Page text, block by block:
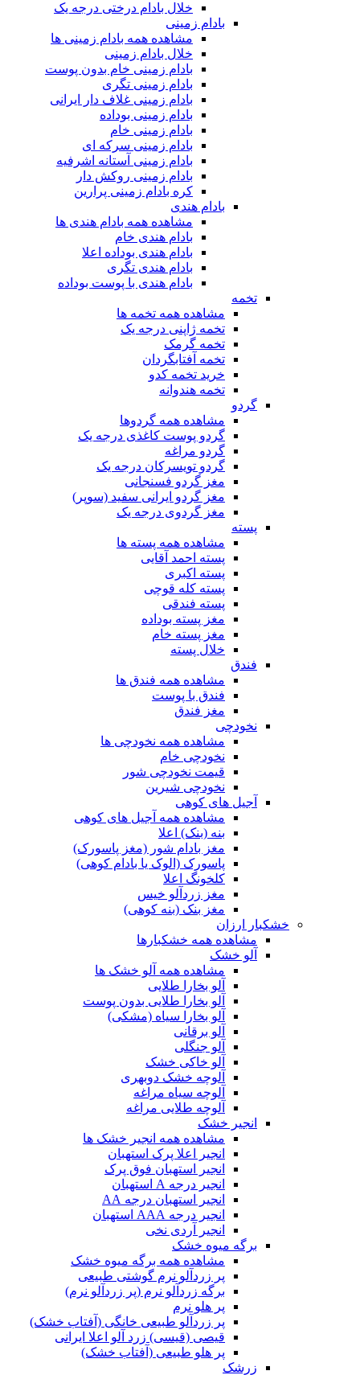
خلال بادام درختی درجه یک
بادام زمینی
مشاهده همه بادام زمینی ها
خلال بادام زمینی
بادام زمینی خام بدون پوست
بادام زمینی تگری
بادام زمینی غلاف دار ایرانی
بادام زمینی بوداده
بادام زمینی خام
بادام زمینی سرکه ای
بادام زمینی آستانه اشرفیه
بادام زمینی روکش دار
کره بادام زمینی پرارین
بادام هندی
مشاهده همه بادام هندی ها
بادام هندی خام
بادام هندی بوداده اعلا
بادام هندی تگری
بادام هندی با پوست بوداده
تخمه
مشاهده همه تخمه ها
تخمه ژاپنی درجه یک
تخمه گرمک
تخمه آفتابگردان
خرید تخمه کدو
تخمه هندوانه
گردو
مشاهده همه گردوها
گردو پوست کاغذی درجه یک
گردو مراغه
گردو تویسرکان درجه یک
مغز گردو فسنجانی
مغز گردو ایرانی سفید (سوپر)
مغز گردوی درجه یک
پسته
مشاهده همه پسته ها
پسته احمد آقایی
پسته اکبری
پسته کله قوچی
پسته فندقی
مغز پسته بوداده
مغز پسته خام
خلال پسته
فندق
مشاهده همه فندق ها
فندق با پوست
مغز فندق
نخودچی
مشاهده همه نخودچی ها
نخودچی خام
قیمت نخودچی شور
نخودچی شیرین
آجیل های کوهی
مشاهده همه آجیل های کوهی
بنه (بنک) اعلا
مغز بادام شور (مغز پاسورک)
پاسورک (الوک یا بادام کوهی)
کلخونگ اعلا
مغز زردآلو خیس
مغز بنک (بنه کوهی)
خشکبار ارزان
مشاهده همه خشکبارها
آلو خشک
مشاهده همه آلو خشک ها
آلو بخارا طلایی
آلو بخارا طلایی بدون پوست
آلو بخارا سیاه (مشکی)
آلو برقانی
آلو جنگلی
آلو خاکی خشک
آلوچه خشک دوبهری
آلوچه سیاه مراغه
آلوچه طلایی مراغه
انجیر خشک
مشاهده همه انجیر خشک ها
انجیر اعلا پرک استهبان
انجیر استهبان فوق پرک
انجیر درجه A استهبان
انجیر استهبان درجه AA
انجیر درجه AAA استهبان
انجیر آردی نخی
برگه میوه خشک
مشاهده همه برگه میوه خشک
پر زردآلو نرم گوشتی طبیعی
برگه زردآلو نرم (پر زردآلو نرم)
پر هلو نرم
پر زردآلو طبیعی خانگی (آفتاب خشک)
قیصی (قیسی) زرد آلو اعلا ایرانی
پر هلو طبیعی (آفتاب خشک)
زرشک